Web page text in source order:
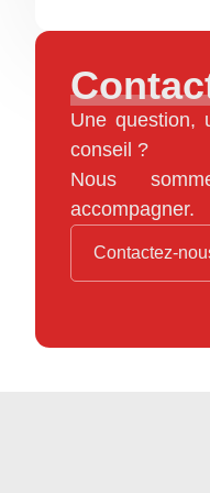
Une question,
conseil ?
Nous
accompagner.
Contactez-